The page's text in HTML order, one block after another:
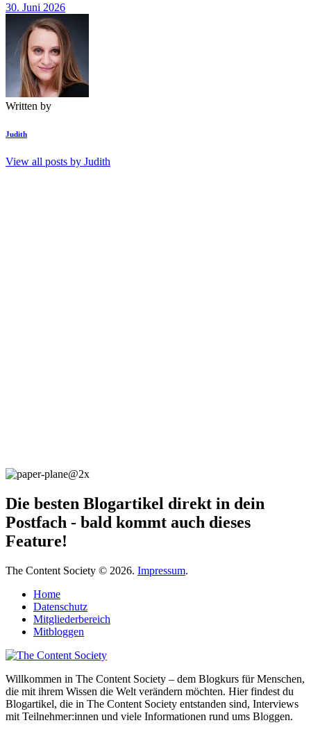
30. Juni 2026
Written by
Judith
View all posts by Judith
Die besten Blogartikel direkt in dein
Postfach - bald kommt auch dieses
Feature!
The Content Society © 2026. Impressum.
Home
Datenschutz
Mitgliederbereich
Mitbloggen
Willkommen in The Content Society – dem Blogkurs für Menschen,
die mit ihrem Wissen die Welt verändern möchten. Hier findest du
Blogartikel, die in The Content Society entstanden sind, Interviews
mit Teilnehmer:innen und viele Informationen rund ums Bloggen.